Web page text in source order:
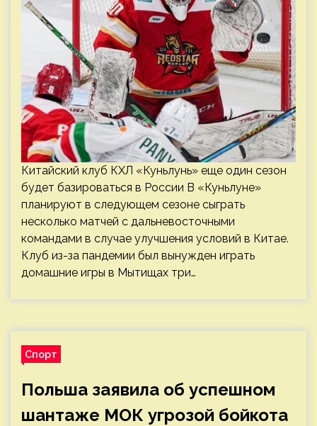
Китайский клуб КХЛ «Куньлунь» еще один сезон
будет базироваться в России В «Куньлуне»
планируют в следующем сезоне сыграть
несколько матчей с дальневосточными
командами в случае улучшения условий в Китае.
Клуб из-за пандемии был вынужден играть
домашние игры в Мытищах три…
Спорт
Польша заявила об успешном
шантаже МОК угрозой бойкота